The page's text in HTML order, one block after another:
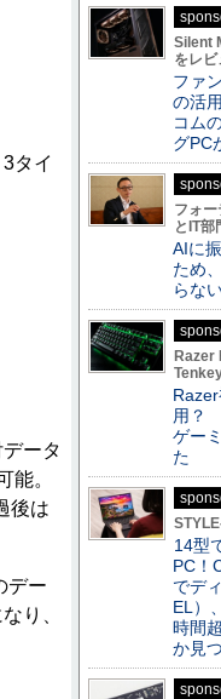
タイ
ータ
能。
後は
デー
り、
Silent
をレビ
ファ
の活
コム
グPC
フォー
とIT部
AIに
ため
らな
Razer
用？
ゲー
た
14型
PC！
でデ
EL）
時間
か見